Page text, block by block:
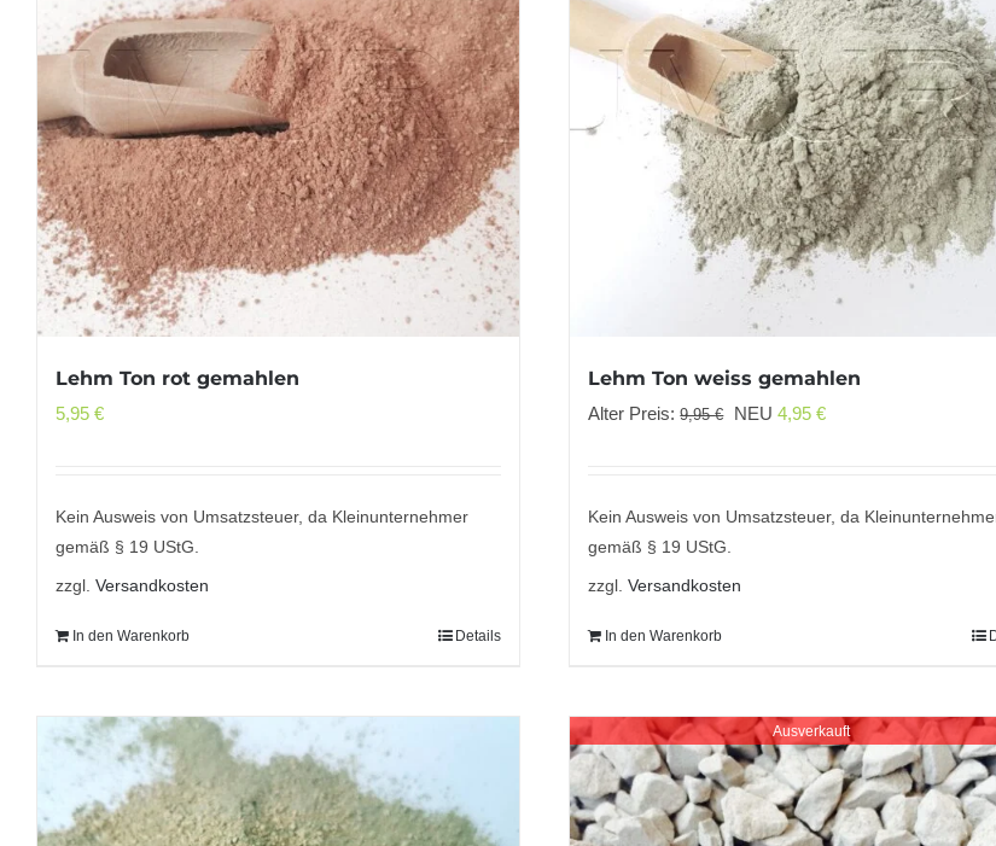
Lehm Ton rot gemahlen
5,95 €
Kein Ausweis von Umsatzsteuer, da Kleinunternehmer
gemäß § 19 UStG.
zzgl. Versandkosten
In den Warenkorb Details
Lehm Ton weiss gemahlen
Alter Preis: 9,95€
Ursprünglicher
9,95 €
NEU 4,95€Aktueller
4,95 €.
Kein Ausweis von Umsatzsteuer, da
gemäß § 19 UStG.
zzgl.Versandkosten
In den Warenkorb
Ausverkauft